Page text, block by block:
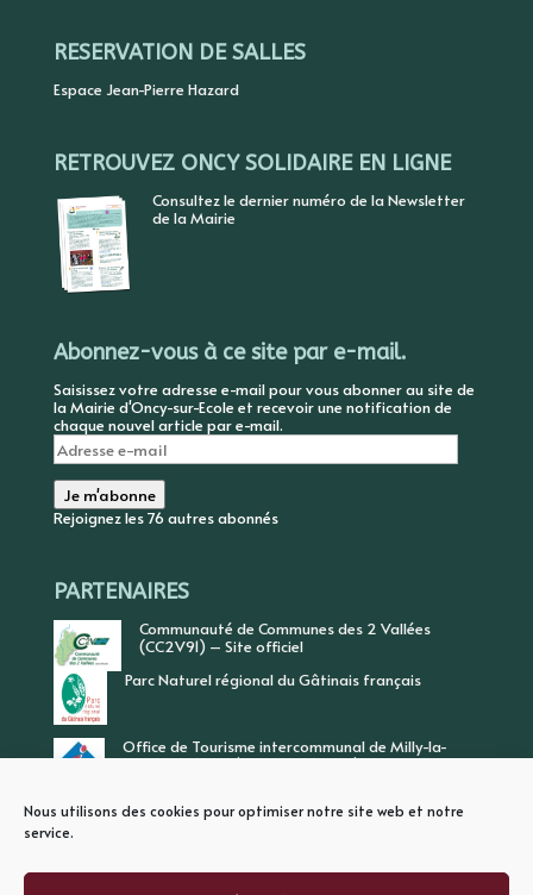
Nous utilisons des cookies pour optimiser notre site web et notre
service.
RESERVATION DE SALLES
Espace Jean-Pierre Hazard
RETROUVEZ ONCY SOLIDAIRE EN LIGNE
Consultez le dernier numéro de la Newsletter
de la Mairie
Abonnez-vous à ce site par e-mail.
Saisissez votre adresse e-mail pour vous abonner au site de
la Mairie d'Oncy-sur-Ecole et recevoir une notification de
chaque nouvel article par e-mail.
Adresse
e-
mail
Je m'abonne
Rejoignez les 76 autres abonnés
PARTENAIRES
Communauté de Communes des 2 Vallées
(CC2V91) – Site officiel
Parc Naturel régional du Gâtinais français
Office de Tourisme intercommunal de Milly-la-
Forêt, Vallée de l’Ecole, Vallée de l’Essonne